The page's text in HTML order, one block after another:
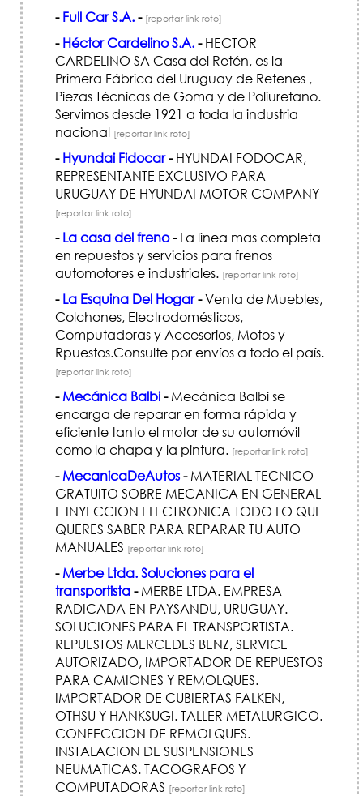
- Full Car S.A.- [reportar link roto]
- Héctor Cardelino S.A.-HECTOR
CARDELINO SA Casa del Retén, es la
Primera Fábrica del Uruguay de Retenes ,
Piezas Técnicas de Goma y de Poliuretano.
Servimos desde 1921 a toda la industria
nacional [reportar link roto]
- Hyundai Fidocar-HYUNDAI FODOCAR,
REPRESENTANTE EXCLUSIVO PARA
URUGUAY DE HYUNDAI MOTOR COMPANY
[reportar link roto]
- La casa del freno-La línea mas completa
en repuestos y servicios para frenos
automotores e industriales. [reportar link roto]
- La Esquina Del Hogar-Venta de Muebles,
Colchones, Electrodomésticos,
Computadoras y Accesorios, Motos y
Rpuestos.Consulte por envíos a todo el país.
[reportar link roto]
- Mecánica Balbi-Mecánica Balbi se
encarga de reparar en forma rápida y
eficiente tanto el motor de su automóvil
como la chapa y la pintura. [reportar link roto]
- MecanicaDeAutos-MATERIAL TECNICO
GRATUITO SOBRE MECANICA EN GENERAL
E INYECCION ELECTRONICA TODO LO QUE
QUERES SABER PARA REPARAR TU AUTO
MANUALES [reportar link roto]
- Merbe Ltda. Soluciones para el
transportista-MERBE LTDA. EMPRESA
RADICADA EN PAYSANDU, URUGUAY.
SOLUCIONES PARA EL TRANSPORTISTA.
REPUESTOS MERCEDES BENZ, SERVICE
AUTORIZADO, IMPORTADOR DE REPUESTOS
PARA CAMIONES Y REMOLQUES.
IMPORTADOR DE CUBIERTAS FALKEN,
OTHSU Y HANKSUGI. TALLER METALURGICO.
CONFECCION DE REMOLQUES.
INSTALACION DE SUSPENSIONES
NEUMATICAS. TACOGRAFOS Y
COMPUTADORAS [reportar link roto]